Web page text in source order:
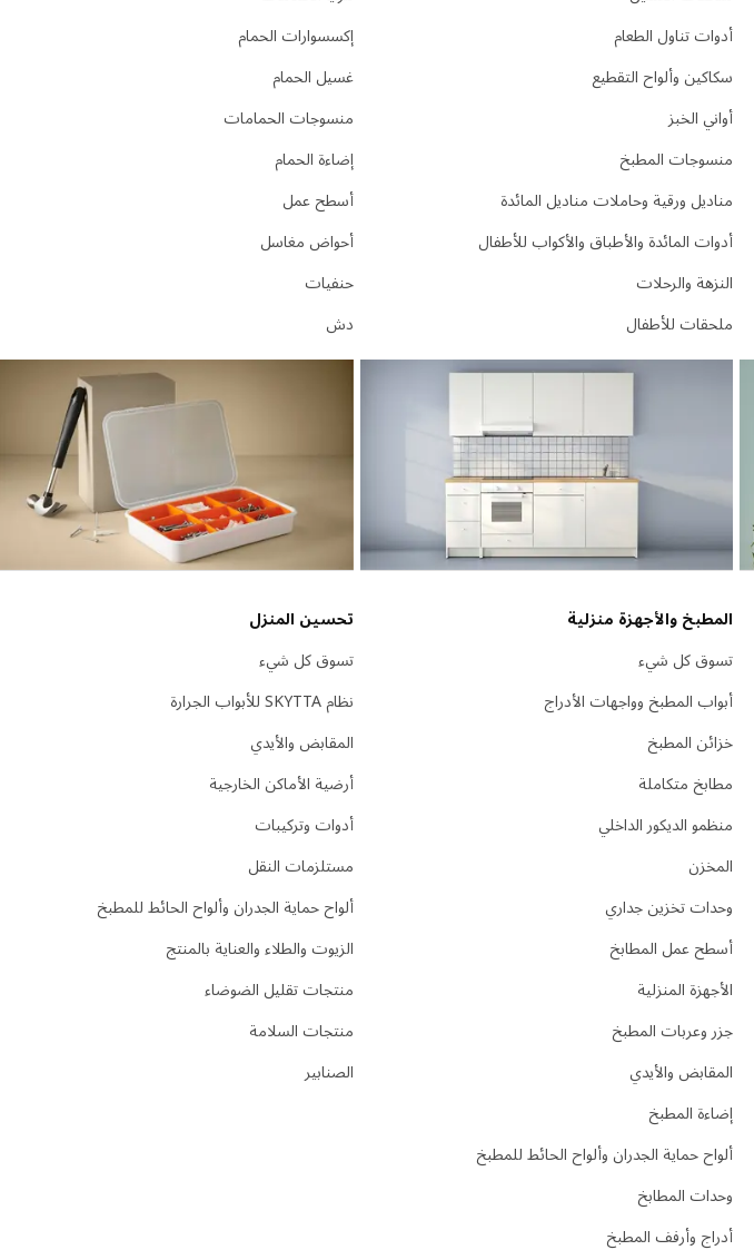
أدوات تناول الطعام
سكاكين وألواح التقطيع
أواني الخبز
منسوجات المطبخ
مناديل ورقية وحاملات مناديل المائدة
أدوات المائدة والأطباق والأكواب للأطفال
النزهة والرحلات
ملحقات للأطفال
إكسسوارات الحمام
غسيل الحمام
منسوجات الحمامات
إضاءة الحمام
أسطح عمل
أحواض مغاسل
حنفيات
دش
المطبخ والأجهزة منزلية
تسوق كل شيء
أبواب المطبخ وواجهات الأدراج
خزائن المطبخ
مطابخ متكاملة
منظمو الديكور الداخلي
المخزن
وحدات تخزين جداري
أسطح عمل المطابخ
الأجهزة المنزلية
جزر وعربات المطبخ
المقابض والأيدي
إضاءة المطبخ
ألواح حماية الجدران وألواح الحائط للمطبخ
وحدات المطابخ
أدراج وأرفف المطبخ
تحسين المنزل
تسوق كل شيء
نظام SKYTTA للأبواب الجرارة
المقابض والأيدي
أرضية الأماكن الخارجية
أدوات وتركيبات
مستلزمات النقل
ألواح حماية الجدران وألواح الحائط للمطبخ
الزيوت والطلاء والعناية بالمنتج
منتجات تقليل الضوضاء
منتجات السلامة
الصنابير